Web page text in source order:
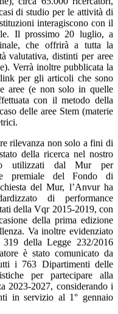
di studio per le attività di
interagiscono con il
Il prossimo 20 luglio, a
che offrirà a tutta la
valutativa, distinti per aree
Verrà inoltre pubblicata la
per gli articoli che sono
aree (e non solo in quelle
con il metodo della
delle aree Stem (materie
rilevanza non solo a fini di
della ricerca nel nostro
utilizzati dal Mur per
premiale del Fondo di
del Mur, l’Anvur ha
di performance
della Vqr 2015-2019, con
della prima edizione
Va inoltre evidenziato
della Legge 232/2016
è stato comunicato da
i 763 Dipartimenti delle
per partecipare alla
2023-2027, considerando i
in servizio al 1° gennaio